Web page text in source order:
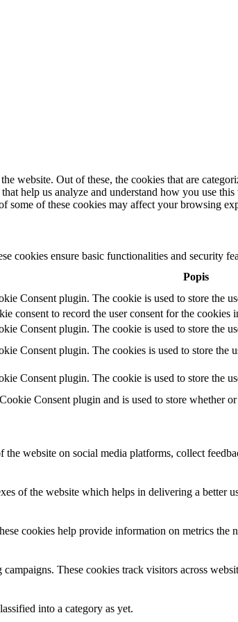
website. Out of these, the cookies that are
help us analyze and understand how you use
some of these cookies may affect your browsing
cookies ensure basic functionalities and security
Popis
Consent plugin. The cookie is used to store the
consent to record the user consent for the cookies
Consent plugin. The cookie is used to store the
Consent plugin. The cookies is used to store the
Consent plugin. The cookie is used to store the
Consent plugin and is used to store whether
website on social media platforms, collect
of the website which helps in delivering a better
cookies help provide information on metrics the
These cookies track visitors across
into a category as yet.